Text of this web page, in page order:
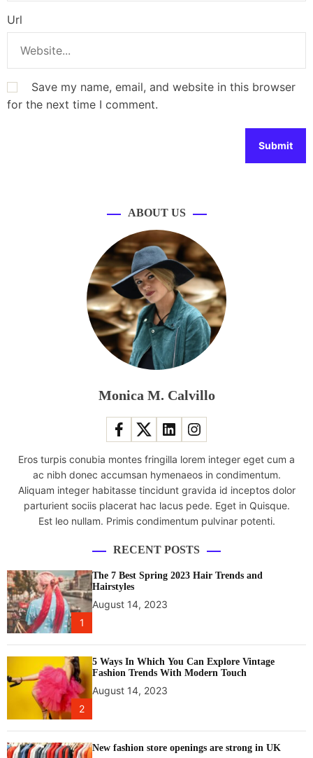
Url
Save my name, email, and website in this browser
for the next time I comment.
ABOUT US
Monica M. Calvillo
Eros turpis conubia montes fringilla lorem integer eget cum a
ac nibh donec accumsan hymenaeos in condimentum.
Aliquam integer habitasse tincidunt gravida id inceptos dolor
parturient sociis placerat hac lacus pede. Eget in Quisque.
Est leo nullam. Primis condimentum pulvinar potenti.
RECENT POSTS
1
The 7 Best Spring 2023 Hair Trends and
Hairstyles
August 14, 2023
2
5 Ways In Which You Can Explore Vintage
Fashion Trends With Modern Touch
August 14, 2023
New fashion store openings are strong in UK